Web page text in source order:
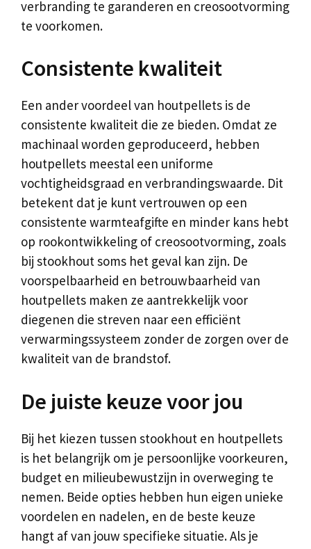
verbranding te garanderen en creosootvorming
te voorkomen.
Consistente kwaliteit
Een ander voordeel van houtpellets is de
consistente kwaliteit die ze bieden. Omdat ze
machinaal worden geproduceerd, hebben
houtpellets meestal een uniforme
vochtigheidsgraad en verbrandingswaarde. Dit
betekent dat je kunt vertrouwen op een
consistente warmteafgifte en minder kans hebt
op rookontwikkeling of creosootvorming, zoals
bij stookhout soms het geval kan zijn. De
voorspelbaarheid en betrouwbaarheid van
houtpellets maken ze aantrekkelijk voor
diegenen die streven naar een efficiënt
verwarmingssysteem zonder de zorgen over de
kwaliteit van de brandstof.
De juiste keuze voor jou
Bij het kiezen tussen stookhout en houtpellets
is het belangrijk om je persoonlijke voorkeuren,
budget en milieubewustzijn in overweging te
nemen. Beide opties hebben hun eigen unieke
voordelen en nadelen, en de beste keuze
hangt af van jouw specifieke situatie. Als je